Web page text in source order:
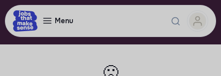
Menu
🙁